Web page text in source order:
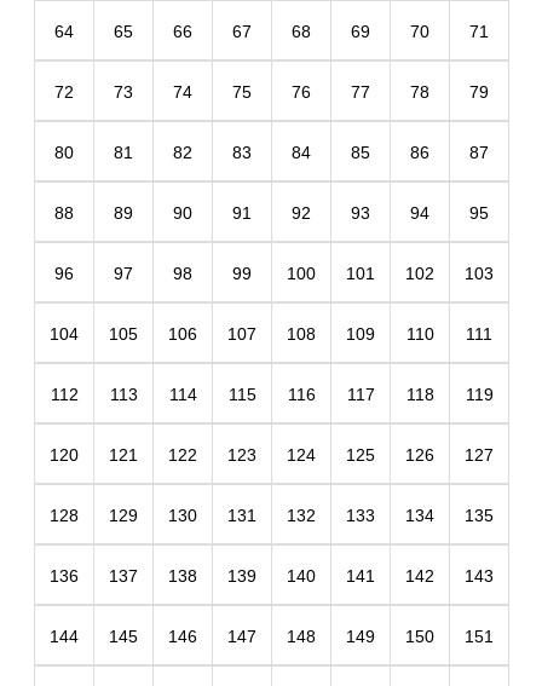
64 65 66 67 68 69 70 71
72 73 74 75 76 77 78 79
80 81 82 83 84 85 86 87
88 89 90 91 92 93 94 95
96 97 98 99 100 101 102 103
104 105 106 107 108 109 110 111
112 113 114 115 116 117 118 119
120 121 122 123 124 125 126 127
128 129 130 131 132 133 134 135
136 137 138 139 140 141 142 143
144 145 146 147 148 149 150 151